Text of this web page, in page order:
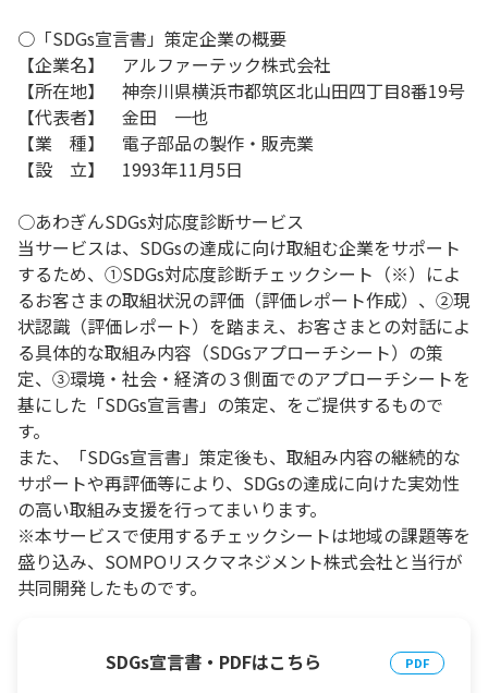
○「SDGs宣言書」策定企業の概要
【企業名】 アルファーテック株式会社
【所在地】 神奈川県横浜市都筑区北山田四丁目8番19号
【代表者】 金田 一也
【業 種】 電子部品の製作・販売業
【設 立】 1993年11月5日
○あわぎんSDGs対応度診断サービス
当サービスは、SDGsの達成に向け取組む企業をサポート
するため、①SDGs対応度診断チェックシート（※）によ
るお客さまの取組状況の評価（評価レポート作成）、②現
状認識（評価レポート）を踏まえ、お客さまとの対話によ
る具体的な取組み内容（SDGsアプローチシート）の策
定、③環境・社会・経済の３側面でのアプローチシートを
基にした「SDGs宣言書」の策定、をご提供するもので
す。
また、「SDGs宣言書」策定後も、取組み内容の継続的な
サポートや再評価等により、SDGsの達成に向けた実効性
の高い取組み支援を行ってまいります。
※本サービスで使用するチェックシートは地域の課題等を
盛り込み、SOMPOリスクマネジメント株式会社と当行が
共同開発したものです。
SDGs宣言書・PDFはこちら